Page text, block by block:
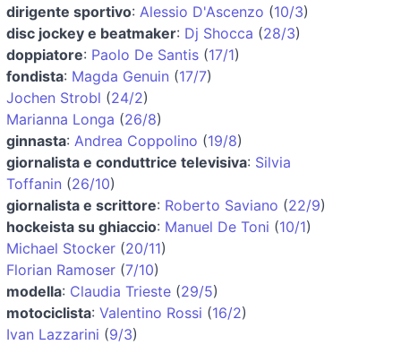
dirigente sportivo: Alessio D'Ascenzo (10/3)
disc jockey e beatmaker: Dj Shocca (28/3)
doppiatore: Paolo De Santis (17/1)
fondista: Magda Genuin (17/7)
Jochen Strobl (24/2)
Marianna Longa (26/8)
ginnasta: Andrea Coppolino (19/8)
giornalista e conduttrice televisiva: Silvia
Toffanin (26/10)
giornalista e scrittore: Roberto Saviano (22/9)
hockeista su ghiaccio: Manuel De Toni (10/1)
Michael Stocker (20/11)
Florian Ramoser (7/10)
modella: Claudia Trieste (29/5)
motociclista: Valentino Rossi (16/2)
Ivan Lazzarini (9/3)